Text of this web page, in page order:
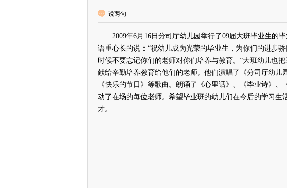
说两句
2009年6月16日分司厅幼儿园举行了09届大班毕业生的
语重心长的说：“祝幼儿成为光荣的毕业生，为你们的进步
时候不要忘记你们的老师对你们培养与教育。”大班幼儿也
献给辛勤培养教育给他们的老师。他们演唱了《分司厅幼儿
《快乐的节日》等歌曲。朗诵了《心里话》、《毕业诗》
动了在场的每位老师。希望毕业班的幼儿们在今后的学习生
才。